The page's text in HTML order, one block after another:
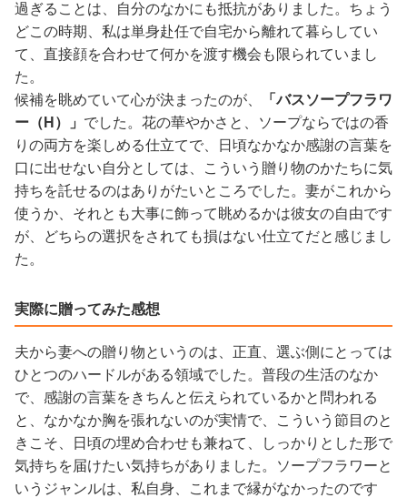
過ぎることは、自分のなかにも抵抗がありました。ちょう
どこの時期、私は単身赴任で自宅から離れて暮らしてい
て、直接顔を合わせて何かを渡す機会も限られていまし
た。
候補を眺めていて心が決まったのが、
「バスソープフラワ
ー（H）」 でした。花の華やかさと、ソープならではの香
りの両方を楽しめる仕立てで、日頃なかなか感謝の言葉を
口に出せない自分としては、こういう贈り物のかたちに気
持ちを託せるのはありがたいところでした。妻がこれから
使うか、それとも大事に飾って眺めるかは彼女の自由です
が、どちらの選択をされても損はない仕立てだと感じまし
た。
実際に贈ってみた感想
夫から妻への贈り物というのは、正直、選ぶ側にとっては
ひとつのハードルがある領域でした。普段の生活のなか
で、感謝の言葉をきちんと伝えられているかと問われる
と、なかなか胸を張れないのが実情で、こういう節目のと
きこそ、日頃の埋め合わせも兼ねて、しっかりとした形で
気持ちを届けたい気持ちがありました。ソープフラワーと
いうジャンルは、私自身、これまで縁がなかったのです